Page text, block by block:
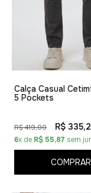
Calça Casual
5 Pockets
R$ 419,00 R$
6x de R$ 55,87 sem
COMPRAR